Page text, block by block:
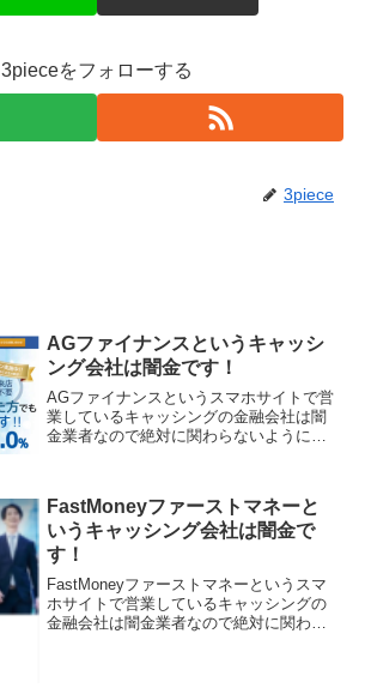
3pieceをフォローする
3piece
AGファイナンスというキャッシ
ング会社は闇金です！
AGファイナンスというスマホサイトで営
業しているキャッシングの金融会社は闇
金業者なので絶対に関わらないようにし
超低金利キャン...
FastMoneyファーストマネーと
いうキャッシング会社は闇金で
す！
FastMoneyファーストマネーというスマ
ホサイトで営業しているキャッシングの
金融会社は闇金業者なので絶対に関わら